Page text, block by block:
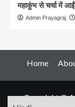
महाकुंभ से चर्चा में आईं
Admin Prayagraj
Home
Copyright ©